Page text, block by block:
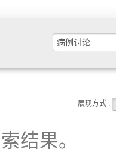
展现方式 :
结果。